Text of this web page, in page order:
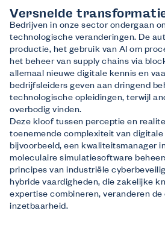
Versnelde
Bedrijven in onze sector ondergaan
technologische veranderingen. De
productie, het gebruik van AI om
het beheer van supply chains via
allemaal nieuwe digitale kennis en
bedrijfsleiders geven aan dringend
technologische opleidingen, terwijl
overbodig vinden.
Deze kloof tussen perceptie en
toenemende complexiteit van digitale
bijvoorbeeld, een kwaliteitsmanager
moleculaire simulatiesoftware
principes van industriële
hybride vaardigheden, die zakelijke
expertise combineren, veranderen
inzetbaarheid.